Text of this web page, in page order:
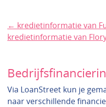
← kredietinformatie van
kredietinformatie van
Via LoanStreet kun je
naar verschillende